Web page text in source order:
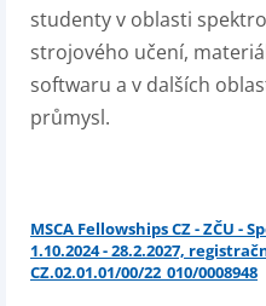
studenty v oblasti
strojového učení,
softwaru a v dalších
průmysl.
MSCA Fellowships CZ - ZČU -
1.10.2024 - 28.2.2027,
CZ.02.01.01/00/22_010/0008948